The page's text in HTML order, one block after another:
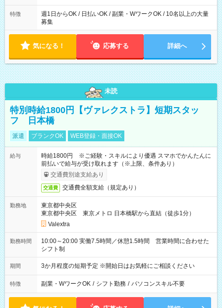
特徴
週1日からOK / 日払いOK / 副業・WワークOK / 10名以上の大量
募集
気になる！ 応募する 詳細へ
未読
特別時給1800円【ヴァレクストラ】短期スタッ
フ 日本橋
派遣 ブランクOK WEB登録・面接OK
給与
時給1800円 ※ご経験・スキルにより優遇 スマホでかんたんに
前払いで給与が受け取れます（※上限、条件あり）
交通費別途支給あり
交通費 交通費全額支給（規定あり）
勤務地
東京都中央区
東京都中央区 東京メトロ 日本橋駅から直結（徒歩1分）
Valextra
勤務時間
10:00～20:00 実働7.5時間／休憩1.5時間 営業時間に合わせた
シフト制
期間 3か月程度の短期予定 ※開始日はお気軽にご相談ください
特徴 副業・WワークOK / シフト勤務 / パソコンスキル不要